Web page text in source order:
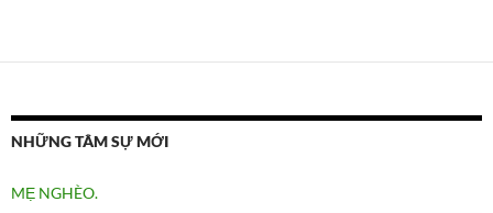
NHỮNG TÂM SỰ MỚI
MẸ NGHÈO.